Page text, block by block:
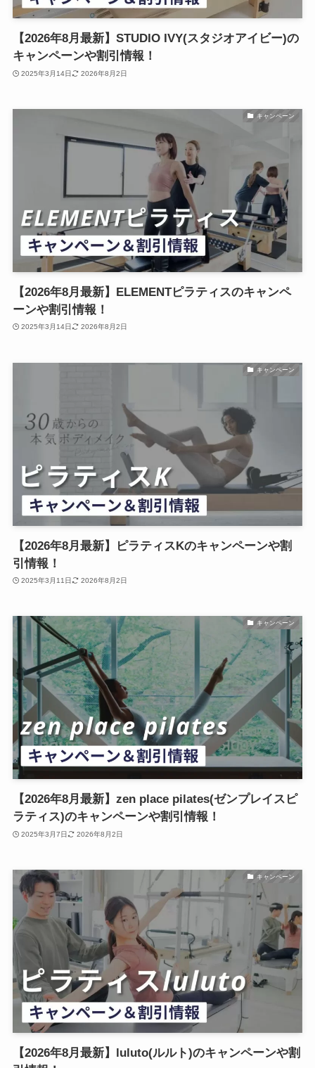
【2026年8月最新】STUDIO IVY(スタジオアイビー)の
キャンペーンや割引情報！
2025年3月14日 2026年8月2日
キャンペーン
【2026年8月最新】ELEMENTピラティスのキャンペ
ーンや割引情報！
2025年3月14日 2026年8月2日
キャンペーン
【2026年8月最新】ピラティスKのキャンペーンや割
引情報！
2025年3月11日 2026年8月2日
キャンペーン
【2026年8月最新】zen place pilates(ゼンプレイスピ
ラティス)のキャンペーンや割引情報！
2025年3月7日 2026年8月2日
キャンペーン
【2026年8月最新】luluto(ルルト)のキャンペーンや割